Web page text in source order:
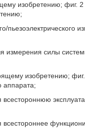
изобретению; фиг. 2
пьезоэлектрического
измерения силы
изобретению;
аппарата;